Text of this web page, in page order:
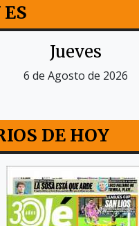
Jueves
6 de Agosto de 2026
DE HOY